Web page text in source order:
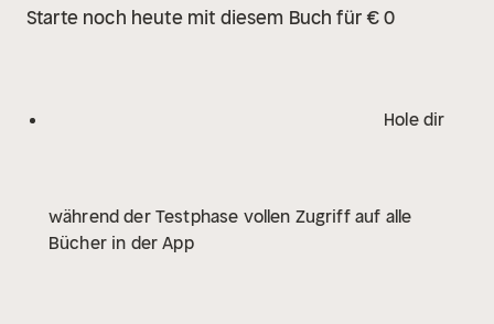
Starte noch heute mit diesem Buch für € 0
Hole dir
während der Testphase vollen Zugriff auf alle
Bücher in der App